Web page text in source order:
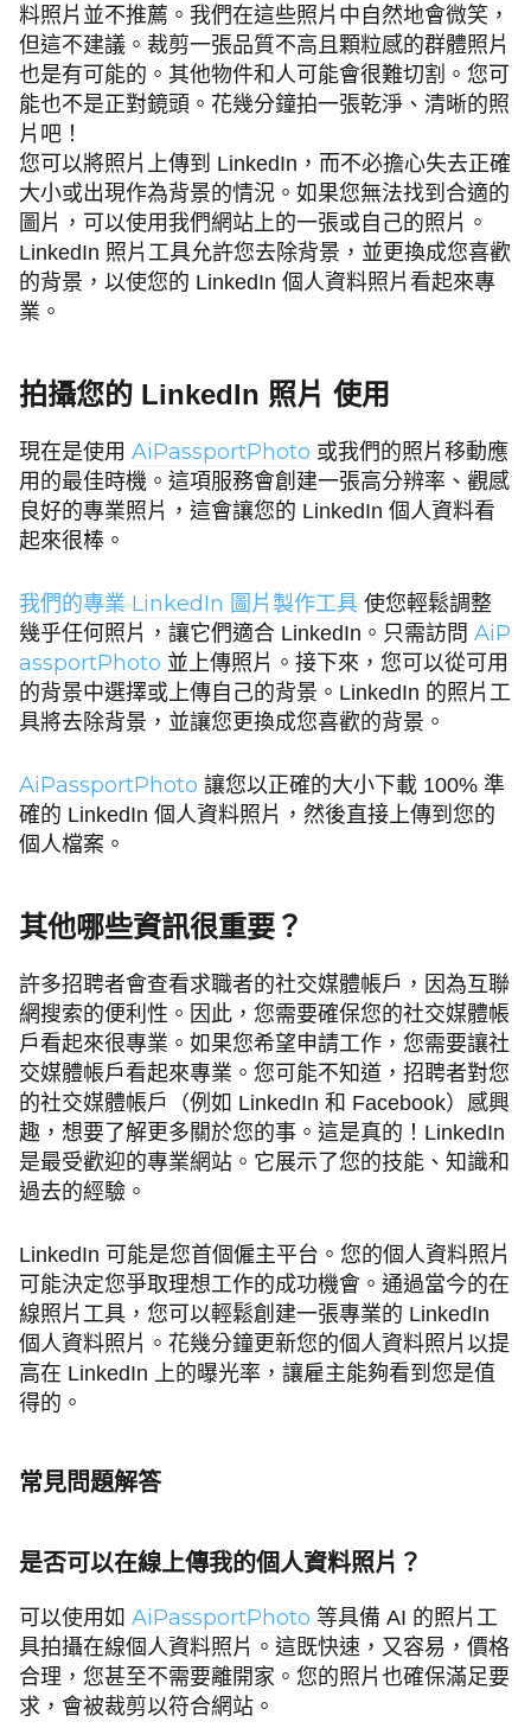
料照片並不推薦。我們在這些照片中自然地會微笑，
但這不建議。裁剪一張品質不高且顆粒感的群體照片
也是有可能的。其他物件和人可能會很難切割。您可
能也不是正對鏡頭。花幾分鐘拍一張乾淨、清晰的照
片吧！
您可以將照片上傳到 LinkedIn，而不必擔心失去正確
大小或出現作為背景的情況。如果您無法找到合適的
圖片，可以使用我們網站上的一張或自己的照片。
LinkedIn 照片工具允許您去除背景，並更換成您喜歡
的背景，以使您的 LinkedIn 個人資料照片看起來專
業。
拍攝您的 LinkedIn 照片 使用
現在是使用 AiPassportPhoto 或我們的照片移動應
用的最佳時機。這項服務會創建一張高分辨率、觀感
良好的專業照片，這會讓您的 LinkedIn 個人資料看
起來很棒。
我們的專業 LinkedIn 圖片製作工具 使您輕鬆調整
幾乎任何照片，讓它們適合 LinkedIn。只需訪問 AiP
assportPhoto 並上傳照片。接下來，您可以從可用
的背景中選擇或上傳自己的背景。LinkedIn 的照片工
具將去除背景，並讓您更換成您喜歡的背景。
AiPassportPhoto 讓您以正確的大小下載 100% 準
確的 LinkedIn 個人資料照片，然後直接上傳到您的
個人檔案。
其他哪些資訊很重要？
許多招聘者會查看求職者的社交媒體帳戶，因為互聯
網搜索的便利性。因此，您需要確保您的社交媒體帳
戶看起來很專業。如果您希望申請工作，您需要讓社
交媒體帳戶看起來專業。您可能不知道，招聘者對您
的社交媒體帳戶（例如 LinkedIn 和 Facebook）感興
趣，想要了解更多關於您的事。這是真的！LinkedIn
是最受歡迎的專業網站。它展示了您的技能、知識和
過去的經驗。
LinkedIn 可能是您首個僱主平台。您的個人資料照片
可能決定您爭取理想工作的成功機會。通過當今的在
線照片工具，您可以輕鬆創建一張專業的 LinkedIn
個人資料照片。花幾分鐘更新您的個人資料照片以提
高在 LinkedIn 上的曝光率，讓雇主能夠看到您是值
得的。
常見問題解答
是否可以在線上傳我的個人資料照片 ？
可以使用如 AiPassportPhoto 等具備 AI 的照片工
具拍攝在線個人資料照片。這既快速，又容易，價格
合理，您甚至不需要離開家。您的照片也確保滿足要
求，會被裁剪以符合網站。